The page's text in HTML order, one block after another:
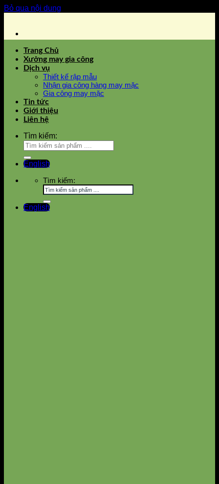
Bỏ qua nội dung
Trang Chủ
Xưởng may gia công
Dịch vụ
Thiết kế rập mẫu
Nhận gia công hàng may mặc
Gia công may mặc
Tin tức
Giới thiệu
Liên hệ
Tìm kiếm:
English
Tìm kiếm:
English